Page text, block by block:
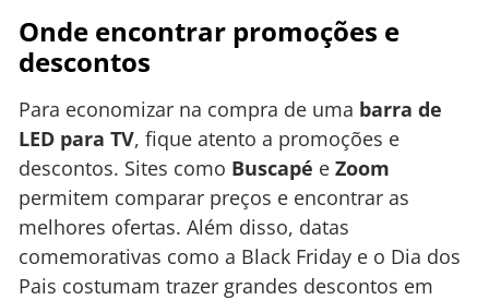
Onde encontrar promoções e
descontos
Para economizar na compra de uma barra de
LED para TV, fique atento a promoções e
descontos. Sites como Buscapé e Zoom
permitem comparar preços e encontrar as
melhores ofertas. Além disso, datas
comemorativas como a Black Friday e o Dia dos
Pais costumam trazer grandes descontos em